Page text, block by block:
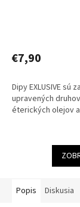
€7,90
Dipy EXLUSIVE
upravených
éterických olejov
Popis Diskusia